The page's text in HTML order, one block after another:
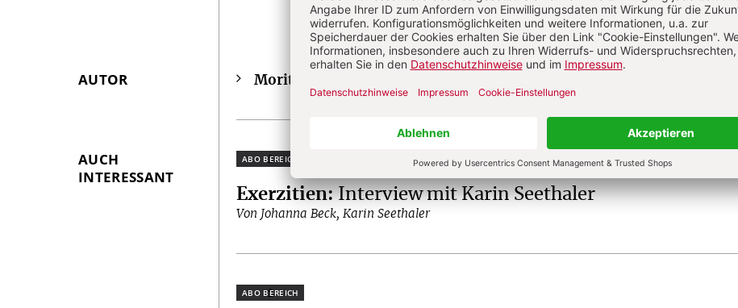
Überschrift
AUTOR Moritz Findeisen
AUCH
INTERESSANT
Plus
Exerzitien:Interview mit Karin Seethaler
Von Johanna Beck, Karin Seethaler
Plus